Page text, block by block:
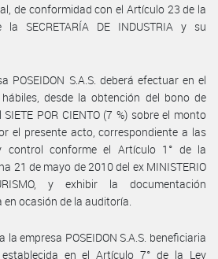
de conformidad con el Artículo 23 de la
SECRETARÍA DE INDUSTRIA y su
POSEIDON S.A.S. deberá efectuar en el
desde la obtención del bono de
POR CIENTO (7 %) sobre el monto
el presente acto, correspondiente a las
control conforme el Artículo 1° de la
21 de mayo de 2010 del ex MINISTERIO
y exhibir la documentación
ocasión de la auditoría.
la empresa POSEIDON S.A.S. beneficiaria
en el Artículo 7° de la Ley